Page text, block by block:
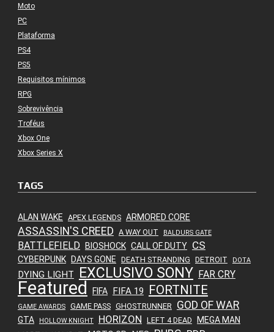
Moto
PC
Plataforma
PS4
PS5
Requisitos mínimos
RPG
Sobrevivência
Troféus
Xbox One
Xbox Series X
TAGS
ALAN WAKE APEX LEGENDS ARMORED CORE
ASSASSIN'S CREED A WAY OUT BALDURS GATE
BATTLEFIELD BIOSHOCK CALL OF DUTY CS
CYBERPUNK DAYS GONE DEATH STRANDING DETROIT DOTA
DYING LIGHT EXCLUSIVO SONY FAR CRY
Featured FIFA FIFA 19 FORTNITE
GAME AWARDS GAME PASS GHOSTRUNNER GOD OF WAR
GTA HOLLOW KNIGHT HORIZON LEFT 4 DEAD MEGA MAN